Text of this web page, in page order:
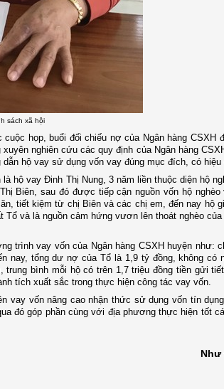
sách xã hội
họp, buổi đối chiếu nợ của Ngân hàng CSXH
nghiên cứu các quy định của Ngân hàng
hộ vay sử dụng vốn vay đúng mục đích, có hiệu
hộ vay Đinh Thị Nung, 3 năm liền thuộc diện hộ
Biên, sau đó được tiếp cận nguồn vốn hộ
tiết kiệm từ chị Biên và các chị em, đến nay hộ
và là nguồn cảm hứng vươn lên thoát nghèo của
trình vay vốn của Ngân hàng CSXH huyện như:
nay, tổng dư nợ của Tổ là 1,9 tỷ đồng, không có
bình mỗi hộ có trên 1,7 triệu đồng tiền gửi tiết
tích xuất sắc trong thực hiện công tác vay vốn.
vay vốn nâng cao nhận thức sử dụng vốn tín
đó góp phần cùng với địa phương thực hiện tốt
Như